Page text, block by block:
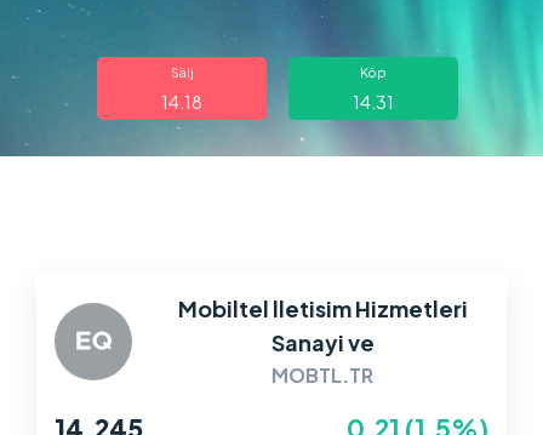
Om oss
Sälj
14.18
Köp
14.31
Mobiltel lletisim Hizmetleri
Sanayi ve
MOBTL.TR
14.245 0.21 (1.5%)